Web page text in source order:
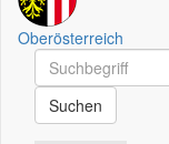
Oberösterreich
Schnellsuche
Schnellsuche
Suchen